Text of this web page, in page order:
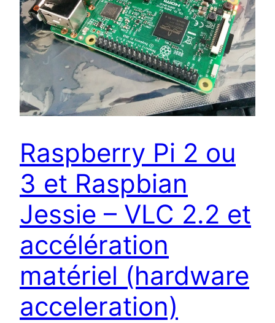
Raspberry Pi 2 ou
3 et Raspbian
Jessie – VLC 2.2 et
accélération
matériel (hardware
acceleration)